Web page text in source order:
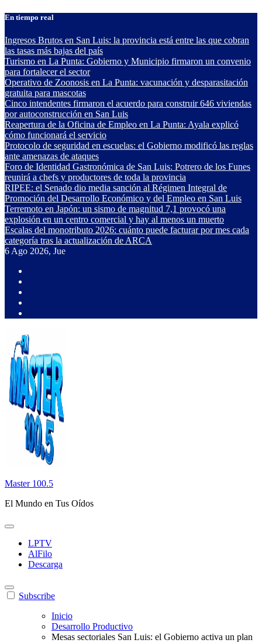
Saltar
contenido
En tiempo real
Ingresos Brutos en San Luis: la provincia está entre las que cobran
las tasas más bajas del país
Turismo en La Punta: Gobierno y Municipio firmaron un convenio
para fortalecer el sector
Operativo de Zoonosis en La Punta: vacunación y desparasitación
gratuita para mascotas
Cinco intendentes firmaron el acuerdo para construir 646 viviendas
por autoconstrucción en San Luis
Reapertura de la Oficina de Empleo en La Punta: Ayala explicó
cómo funcionará el servicio
Protocolo de seguridad en escuelas: el Gobierno modificó las reglas
ante amenazas de ataques
Foro de Identidad Gastronómica de San Luis: Potrero de los Funes
reunirá a chefs y productores de toda la provincia
RIPEE: el Senado dio media sanción al Régimen Integral de
Promoción del Desarrollo Económico y del Empleo en San Luis
Terremoto en Japón: un sismo de magnitud 7,1 provocó una
explosión en un centro comercial y hay al menos un muerto
Escalas del monotributo 2026: cuánto puede facturar por mes cada
categoría tras la actualización de ARCA
6 Ago 2026, Jue
Master 100.5
El Mundo en Tus Oídos
LPTV
AlFilo
Descarga
Subscribe
Inicio
Desarrollo Productivo
Mesas sectoriales San Luis: el Gobierno activa un plan